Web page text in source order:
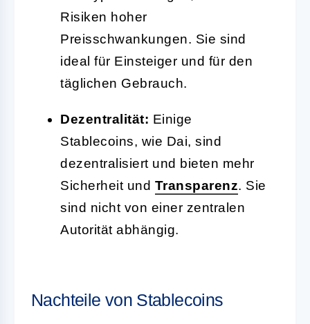
Risiken hoher
Preisschwankungen. Sie sind
ideal für Einsteiger und für den
täglichen Gebrauch.
Dezentralität: Einige
Stablecoins, wie Dai, sind
dezentralisiert und bieten mehr
Sicherheit und Transparenz. Sie
sind nicht von einer zentralen
Autorität abhängig.
Nachteile von Stablecoins